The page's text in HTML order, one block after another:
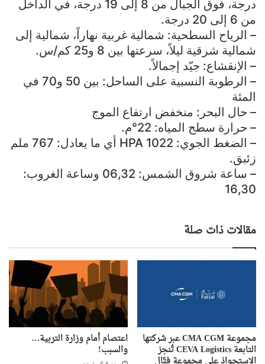
درجة، فوق الجبال من 8 إلى 19 درجة، في الداخل
من 6 إلى 20 درجة.
– الرياح السطحية: شمالية غربية نهاراً، شمالية إلى
شمالية شرقية ليلاً، سرعتها بين 8 و25 كم/س.
– الإنقشاع: جيّد إجمالاً.
– الرطوبة النسبية على الساحل: بين 50 و70 في
المئة
– حال البحر: منخفض ارتفاع الموج
– حرارة سطح المياه: 22°م.
– الضغط الجوي: 1022 HPA أي ما يعادل: 767 ملم
زئبق.
– ساعة شروق الشمس: 06,32 وساعة الغروب:
16,30
مقالات ذات صلة
مجموعة CMA CGM عبر شركتها
التابعة CEVA Logistics تُنجز
اعتصام أمام وزارة التربية…
والسبب!